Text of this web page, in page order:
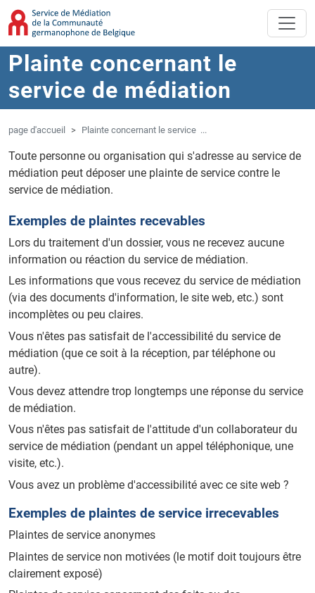
Aller au contenu principal
Sauter à la navigation
Plainte concernant le
service de médiation
page d'accueil Plainte concernant le service ...
Toute personne ou organisation qui s'adresse au service de
médiation peut déposer une plainte de service contre le
service de médiation.
Exemples de plaintes recevables
Lors du traitement d'un dossier, vous ne recevez aucune
information ou réaction du service de médiation.
Les informations que vous recevez du service de médiation
(via des documents d'information, le site web, etc.) sont
incomplètes ou peu claires.
Vous n'êtes pas satisfait de l'accessibilité du service de
médiation (que ce soit à la réception, par téléphone ou
autre).
Vous devez attendre trop longtemps une réponse du service
de médiation.
Vous n'êtes pas satisfait de l'attitude d'un collaborateur du
service de médiation (pendant un appel téléphonique, une
visite, etc.).
Vous avez un problème d'accessibilité avec ce site web ?
Exemples de plaintes de service irrecevables
Plaintes de service anonymes
Plaintes de service non motivées (le motif doit toujours être
clairement exposé)